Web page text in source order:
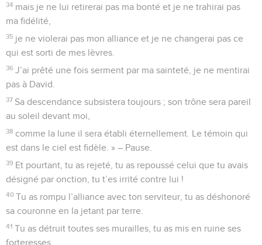
34 mais je ne lui retirerai pas ma bonté et je ne trahirai pas
ma fidélité,
35 je ne violerai pas mon alliance et je ne changerai pas ce
qui est sorti de mes lèvres.
36 J’ai prêté une fois serment par ma sainteté, je ne mentirai
pas à David.
37 Sa descendance subsistera toujours ; son trône sera pareil
au soleil devant moi,
38 comme la lune il sera établi éternellement. Le témoin qui
est dans le ciel est fidèle. » – Pause.
39 Et pourtant, tu as rejeté, tu as repoussé celui que tu avais
désigné par onction, tu t’es irrité contre lui !
40 Tu as rompu l’alliance avec ton serviteur, tu as déshonoré
sa couronne en la jetant par terre.
41 Tu as détruit toutes ses murailles, tu as mis en ruine ses
forteresses.